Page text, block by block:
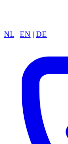
NL | EN | DE